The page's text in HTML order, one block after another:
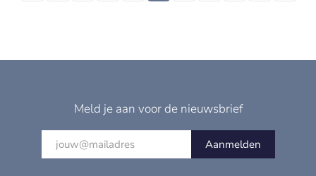
Meld je aan voor de nieuwsbrief
Aanmelden